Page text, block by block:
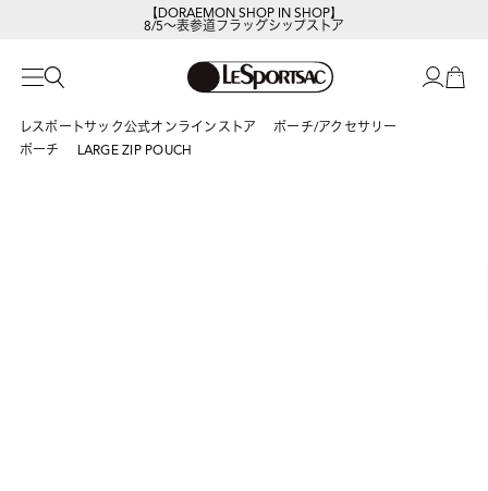
8/5～表参道フラッグシップストア
レスポートサック公式オンラインストア
ポーチ/アクセサリー
ポーチ
LARGE ZIP POUCH